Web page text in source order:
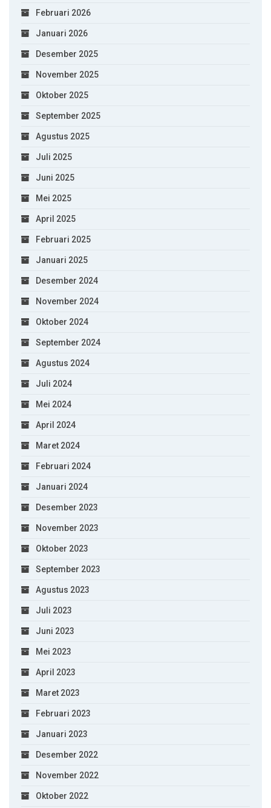
Februari 2026
Januari 2026
Desember 2025
November 2025
Oktober 2025
September 2025
Agustus 2025
Juli 2025
Juni 2025
Mei 2025
April 2025
Februari 2025
Januari 2025
Desember 2024
November 2024
Oktober 2024
September 2024
Agustus 2024
Juli 2024
Mei 2024
April 2024
Maret 2024
Februari 2024
Januari 2024
Desember 2023
November 2023
Oktober 2023
September 2023
Agustus 2023
Juli 2023
Juni 2023
Mei 2023
April 2023
Maret 2023
Februari 2023
Januari 2023
Desember 2022
November 2022
Oktober 2022